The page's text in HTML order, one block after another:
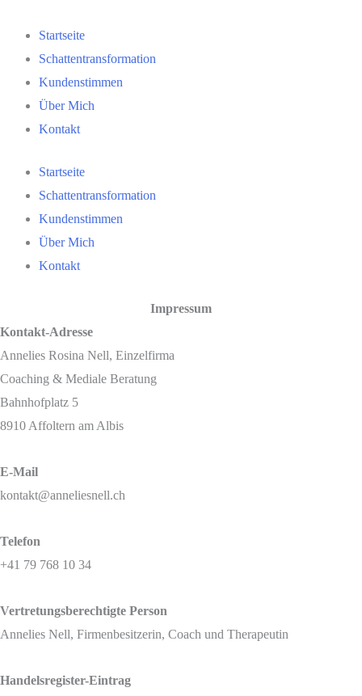
Startseite
Schattentransformation
Kundenstimmen
Über Mich
Kontakt
Startseite
Schattentransformation
Kundenstimmen
Über Mich
Kontakt
Impressum
Kontakt-Adresse
Annelies Rosina Nell, Einzelfirma
Coaching & Mediale Beratung
Bahnhofplatz 5
8910 Affoltern am Albis
E-Mail
kontakt@anneliesnell.ch
Telefon
+41 79 768 10 34
Vertretungsberechtigte Person
Annelies Nell, Firmenbesitzerin, Coach und Therapeutin
Handelsregister-Eintrag